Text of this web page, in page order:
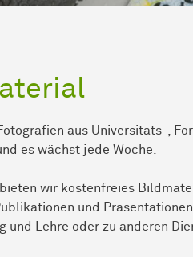
aus Universitäts-,
es wächst jede Woche.
wir kostenfreies
und
und Lehre oder zu anderen